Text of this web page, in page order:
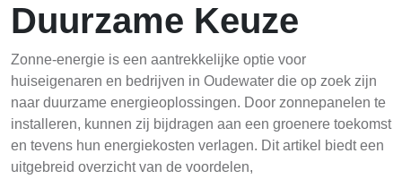
Duurzame Keuze
Zonne-energie is een aantrekkelijke optie voor
huiseigenaren en bedrijven in Oudewater die op zoek zijn
naar duurzame energieoplossingen. Door zonnepanelen te
installeren, kunnen zij bijdragen aan een groenere toekomst
en tevens hun energiekosten verlagen. Dit artikel biedt een
uitgebreid overzicht van de voordelen,